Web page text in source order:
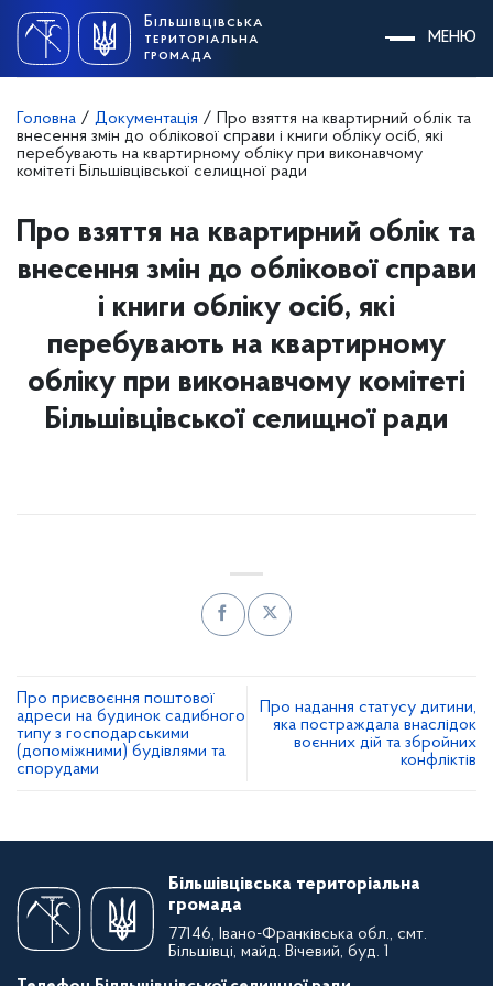
content
Більшівцівська
територіальна
громада
МЕНЮ
Головна / Документація /
Про взяття на квартирний облік та
внесення змін до облікової справи і книги обліку осіб, які
перебувають на квартирному обліку при виконавчому
комітеті Більшівцівської селищної ради
Про взяття на квартирний облік та
внесення змін до облікової справи
і книги обліку осіб, які
перебувають на квартирному
обліку при виконавчому комітеті
Більшівцівської селищної ради
Про присвоєння поштової
адреси на будинок садибного
типу з господарськими
(допоміжними) будівлями та
спорудами
Про надання статусу дитини,
яка постраждала внаслідок
воєнних дій та збройних
конфліктів
Більшівцівська територіальна
громада
77146, Івано-Франківська обл., смт.
Більшівці, майд. Вічевий, буд. 1